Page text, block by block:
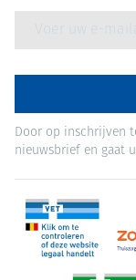
Door op inschrijven
nieuwsbrief en gaat